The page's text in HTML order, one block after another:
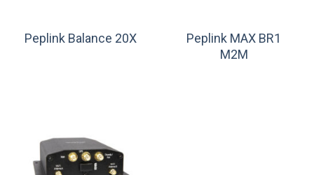
Peplink Balance 20X
Peplink MAX BR1
M2M